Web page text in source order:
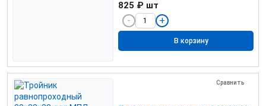
825 ₽ шт
В корзину
Сравнить